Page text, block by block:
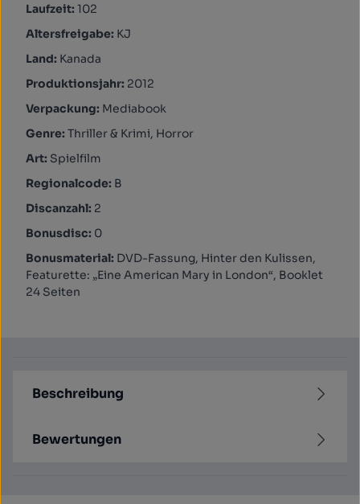
Laufzeit: 102
Altersfreigabe: KJ
Land: Kanada
Produktionsjahr: 2012
Verpackung: Mediabook
Genre: Thriller & Krimi, Horror
Art: Spielfilm
Regionalcode: B
Discanzahl: 2
Bonusdisc: 0
Bonusmaterial: DVD-Fassung, Hinter den Kulissen,
Featurette: „Eine American Mary in London“, Booklet
24 Seiten
Beschreibung
Bewertungen